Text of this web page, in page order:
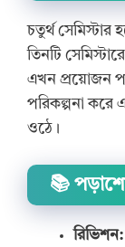
চতুর্থ
তিনটি
এখন প্রয়োজন
পরিকল্পনা করে
ওঠে।
📚
রিভিশন: